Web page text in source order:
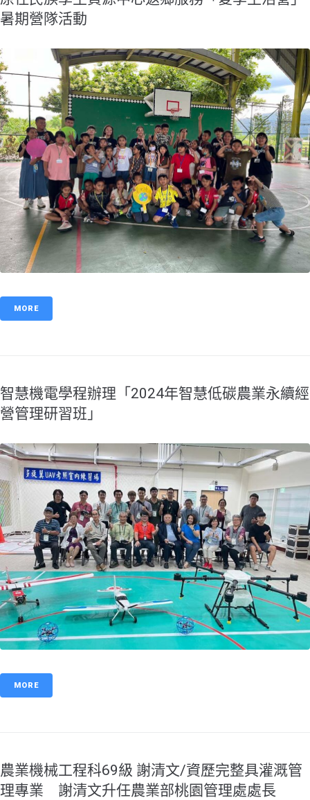
暑期營隊活動
MORE
智慧機電學程辦理「2024年智慧低碳農業永續經
營管理研習班」
MORE
農業機械工程科69級 謝清文/資歷完整具灌溉管
理專業 謝清文升任農業部桃園管理處處長